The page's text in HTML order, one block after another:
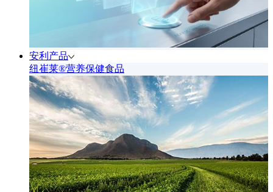
安利产品
纽崔莱®营养保健食品